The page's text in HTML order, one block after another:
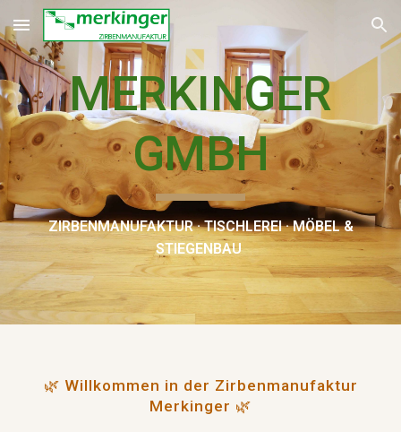
Skip to main content Skip to navigation
MERKINGER
GMBH
ZIRBENMANUFAKTUR · TISCHLEREI · MÖBEL &
STIEGENBAU
🌿 Willkommen in der Zirbenmanufaktur
Merkinger 🌿